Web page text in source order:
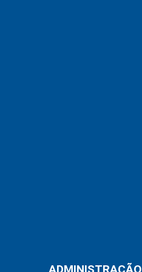
ADMINISTRAÇÃO